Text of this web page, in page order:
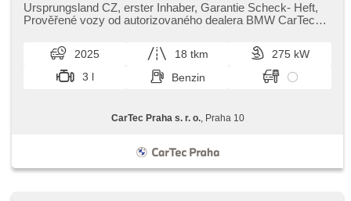
Reifendrucksensor, beheizte Lenkrad, zatmavená zadní
skla, Antrieb 4x4, bezklíčové odemykání, bezklíčové
Ursprungsland CZ,​ erster Inhaber,​ Garantie Scheck​- Heft,​
Prověřené vozy od autorizovaného dealera BMW CarTec
2025 18 tkm
275 kW
3 l
Benzin
CarTec Praha s. r. o., Praha 10